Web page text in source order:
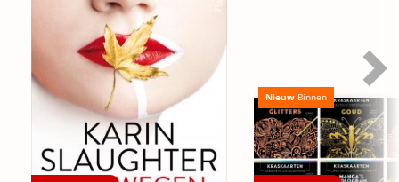
Nieuw Binnen